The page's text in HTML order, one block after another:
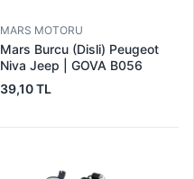
MARS MOTORU
Mars Burcu (Disli) Peugeot
Niva Jeep | GOVA B056
39,10 TL